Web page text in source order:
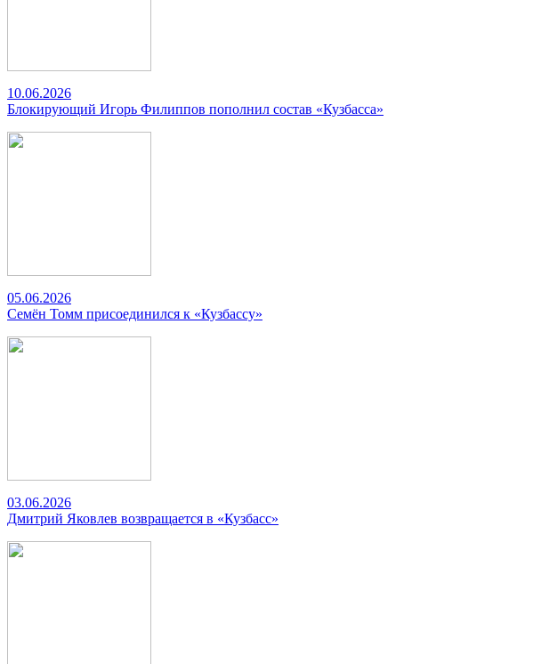
10.06.2026
Блокирующий Игорь Филиппов пополнил состав «Кузбасса»
05.06.2026
Семён Томм присоединился к «Кузбассу»
03.06.2026
Дмитрий Яковлев возвращается в «Кузбасс»